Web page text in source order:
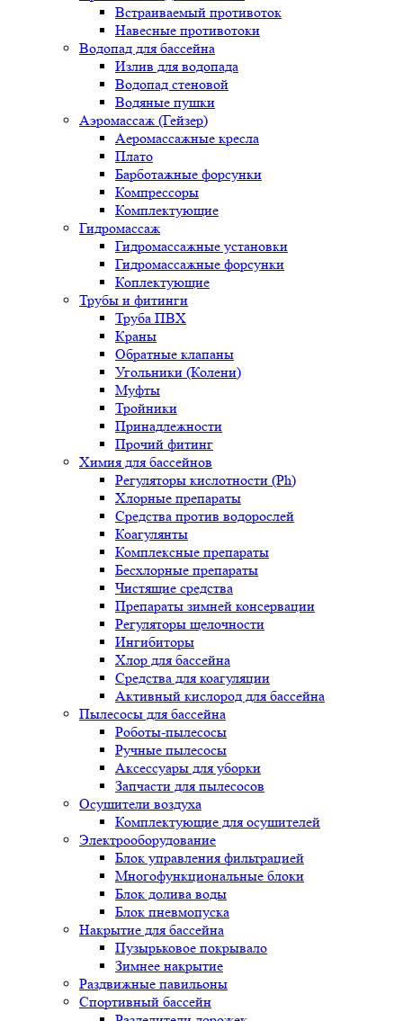
Встраиваемый противоток
Навесные противотоки
Водопад для бассейна
Излив для водопада
Водопад стеновой
Водяные пушки
Аэромассаж (Гейзер)
Аеромассажные кресла
Плато
Барботажные форсунки
Компрессоры
Комплектующие
Гидромассаж
Гидромассажные установки
Гидромассажные форсунки
Коплектующие
Трубы и фитинги
Труба ПВХ
Краны
Обратные клапаны
Угольники (Колени)
Муфты
Тройники
Принадлежности
Прочий фитинг
Химия для бассейнов
Регуляторы кислотности (Ph)
Хлорные препараты
Средства против водорослей
Коагулянты
Комплексные препараты
Бесхлорные препараты
Чистящие средства
Препараты зимней консервации
Регуляторы щелочности
Ингибиторы
Хлор для бассейна
Средства для коагуляции
Активный кислород для бассейна
Пылесосы для бассейна
Роботы-пылесосы
Ручные пылесосы
Аксессуары для уборки
Запчасти для пылесосов
Осушители воздуха
Комплектующие для осушителей
Электрооборудование
Блок управления фильтрацией
Многофункциональные блоки
Блок долива воды
Блок пневмопуска
Накрытие для бассейна
Пузырьковое покрывало
Зимнее накрытие
Раздвижные павильоны
Спортивный бассейн